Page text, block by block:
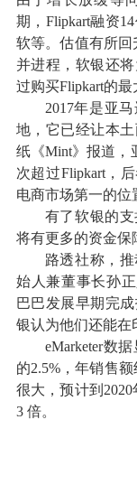
期，Flipkart融资
软等。估值有所回
并进程，软银还
过购买Flipkart的最
2017年是亚
地，它已经让本
纸《Mint》报道，
次超过Flipkart，
电商市场第一的位
有了软银的
将有更多的资金保
路透社称，
始人兼董事长孙正
巴巴发展早期完
银认为他们还能在
eMarketer数
的2.5%，年销售
很大，预计到
3 倍。